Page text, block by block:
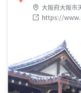
大阪府大阪市
https://